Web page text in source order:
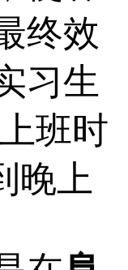
终效
习生
班时
晚上